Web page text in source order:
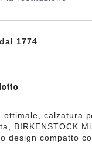
1774
ottimale, calzatura
BIRKENSTOCK
design compatto
presenta un effetto